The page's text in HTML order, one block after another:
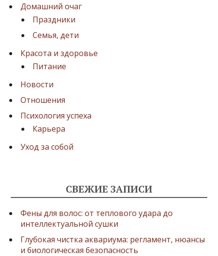
Домашний очаг
Праздники
Семья, дети
Красота и здоровье
Питание
Новости
Отношения
Психология успеха
Карьера
Уход за собой
СВЕЖИЕ ЗАПИСИ
Фены для волос: от теплового удара до
интеллектуальной сушки
Глубокая чистка аквариума: регламент, нюансы
и биологическая безопасность